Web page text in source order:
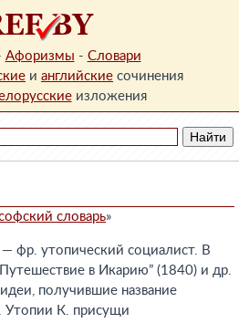
Афоризмы - Словари
и английские сочинения
изложения
словарь»
фр. утопический социалист. В
в Икарию” (1840) и др.
получившие название
Утопии К. присущи